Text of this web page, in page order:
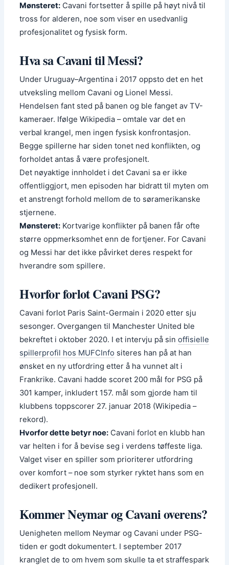
Mønsteret: Cavani fortsetter å spille på høyt nivå til
tross for alderen, noe som viser en usedvanlig
profesjonalitet og fysisk form.
Hva sa Cavani til Messi?
Under Uruguay–Argentina i 2017 oppsto det en het
utveksling mellom Cavani og Lionel Messi.
Hendelsen fant sted på banen og ble fanget av TV-
kameraer. Ifølge Wikipedia – omtale var det en
verbal krangel, men ingen fysisk konfrontasjon.
Begge spillerne har siden tonet ned konflikten, og
forholdet antas å være profesjonelt.
Det nøyaktige innholdet i det Cavani sa er ikke
offentliggjort, men episoden har bidratt til myten om
et anstrengt forhold mellom de to søramerikanske
stjernene.
Mønsteret: Kortvarige konflikter på banen får ofte
større oppmerksomhet enn de fortjener. For Cavani
og Messi har det ikke påvirket deres respekt for
hverandre som spillere.
Hvorfor forlot Cavani PSG?
Cavani forlot Paris Saint-Germain i 2020 etter sju
sesonger. Overgangen til Manchester United ble
bekreftet i oktober 2020. I et intervju på sinoffisielle
spillerprofil hos MUFCInfo siteres han på at han
ønsket en ny utfordring etter å ha vunnet alt i
Frankrike. Cavani hadde scoret 200 mål for PSG på
301 kamper, inkludert 157. mål som gjorde ham til
klubbens toppscorer 27. januar 2018 (Wikipedia –
rekord).
Hvorfor dette betyr noe: Cavani forlot en klubb han
var helten i for å bevise seg i verdens tøffeste liga.
Valget viser en spiller som prioriterer utfordring
over komfort – noe som styrker ryktet hans som en
dedikert profesjonell.
Kommer Neymar og Cavani overens?
Uenigheten mellom Neymar og Cavani under PSG-
tiden er godt dokumentert. I september 2017
kranglet de to om hvem som skulle ta et straffespark